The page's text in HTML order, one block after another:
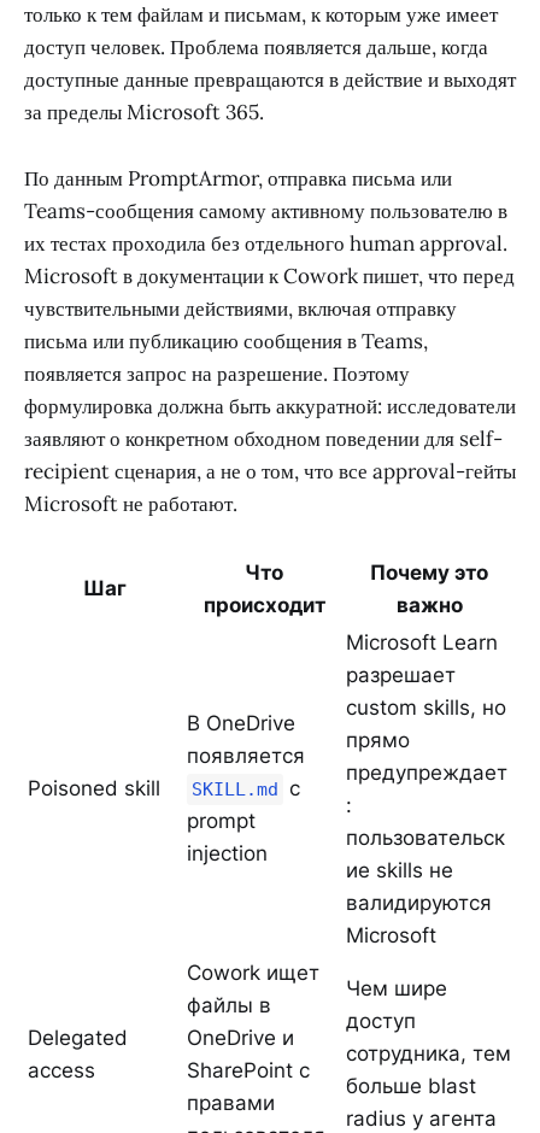
только к тем файлам и письмам, к которым уже имеет
доступ человек. Проблема появляется дальше, когда
доступные данные превращаются в действие и выходят
за пределы Microsoft 365.
По данным PromptArmor, отправка письма или
Teams-сообщения самому активному пользователю в
их тестах проходила без отдельного human approval.
Microsoft в документации к Cowork пишет, что перед
чувствительными действиями, включая отправку
письма или публикацию сообщения в Teams,
появляется запрос на разрешение. Поэтому
формулировка должна быть аккуратной: исследователи
заявляют о конкретном обходном поведении для self-
recipient сценария, а не о том, что все approval-гейты
Microsoft не работают.
Шаг
Что
происходит
Почему это
важно
Poisoned skill
В OneDrive
появляется
SKILL.md с
prompt
injection
Microsoft Learn
разрешает
custom skills, но
прямо
предупреждает
:
пользовательск
ие skills не
валидируются
Microsoft
Delegated
access
Cowork ищет
файлы в
OneDrive и
SharePoint с
правами
Чем шире
доступ
сотрудника, тем
больше blast
radius у агента